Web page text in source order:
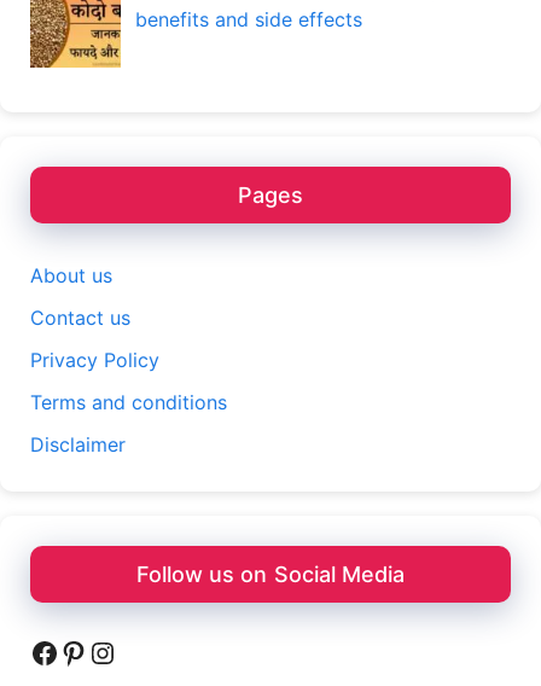
benefits and side effects
Pages
About us
Contact us
Privacy Policy
Terms and conditions
Disclaimer
Follow us on Social Media
Facebook
Pinterest
Instagram